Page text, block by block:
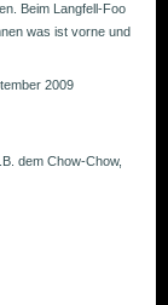
Beim Langfell-Foo
was ist vorne und
2009
dem Chow-Chow,